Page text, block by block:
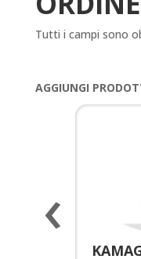
Tutti i campi sono
AGGIUNGI
‹